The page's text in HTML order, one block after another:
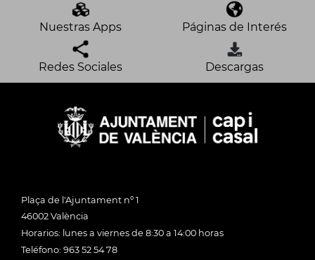
Nuestras Apps Páginas de Interés
Redes Sociales Descargas
Plaça de l'Ajuntament nº 1
46002 València
Horarios: lunes a viernes de 8:30 a 14:00 horas
Teléfono: 963 52 54 78